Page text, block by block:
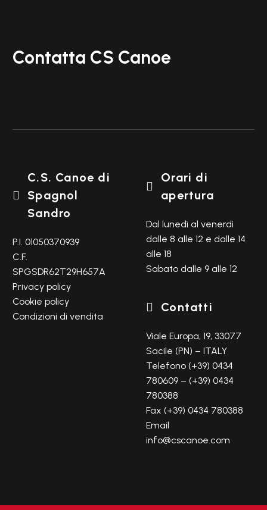
Contatta CS Canoe

C.S. Canoe di
Spagnol
Sandro
P.I. 01050370939
C.F.
SPGSDR62T29H657A
Privacy policy
Cookie policy
Condizioni di vendita

Orari di
apertura
Dal lunedì al venerdì
dalle 8 alle 12 e dalle 14
alle 18
Sabato dalle 9 alle 12
 Contatti
Viale Europa, 19, 33077
Sacile (PN) – ITALY
Telefono (+39) 0434
780609 – (+39) 0434
780388
Fax (+39) 0434 780388
Email
info@cscanoe.com